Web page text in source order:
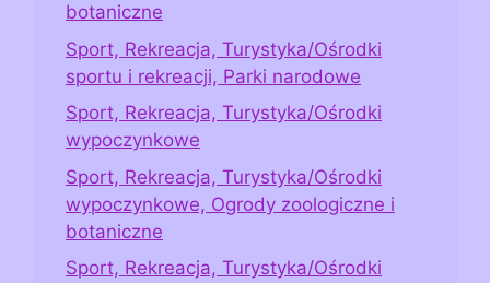
botaniczne
Sport, Rekreacja, Turystyka/Ośrodki
sportu i rekreacji, Parki narodowe
Sport, Rekreacja, Turystyka/Ośrodki
wypoczynkowe
Sport, Rekreacja, Turystyka/Ośrodki
wypoczynkowe, Ogrody zoologiczne i
botaniczne
Sport, Rekreacja, Turystyka/Ośrodki